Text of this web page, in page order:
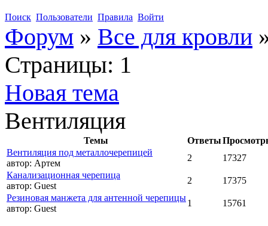
Поиск Пользователи Правила Войти
Форум » Все для кровли
Страницы: 1
Новая тема
Вентиляция
Темы Ответы
Вентиляция под металлочерепицей
автор: Артем
2
17327
Канализационная черепица
автор: Guest
2
17375
Резиновая манжета для антенной черепицы
автор: Guest
1 15761